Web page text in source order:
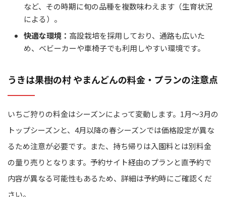
など、その時期に旬の品種を複数味わえます（生育状況
による）。
快適な環境： 高設栽培を採用しており、通路も広いた
め、ベビーカーや車椅子でも利用しやすい環境です。
うきは果樹の村 やまんどんの料金・プランの注意点
いちご狩りの料金はシーズンによって変動します。1月～3月の
トップシーズンと、4月以降の春シーズンでは価格設定が異な
るため注意が必要です。また、持ち帰りは入園料とは別料金
の量り売りとなります。予約サイト経由のプランと直予約で
内容が異なる可能性もあるため、詳細は予約時にご確認くだ
さい。